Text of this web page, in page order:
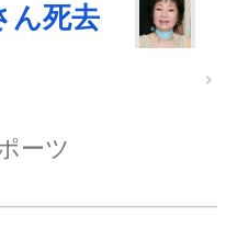
ん死去
ーツ